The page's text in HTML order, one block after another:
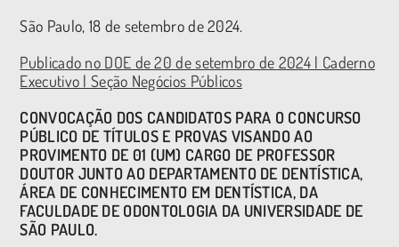
São Paulo, 18 de setembro de 2024.
Publicado no DOE de 20 de setembro de 2024 | Caderno
Executivo | Seção Negócios Públicos
CONVOCAÇÃO DOS CANDIDATOS PARA O CONCURSO
PÚBLICO DE TÍTULOS E PROVAS VISANDO AO
PROVIMENTO DE 01 (UM) CARGO DE PROFESSOR
DOUTOR JUNTO AO DEPARTAMENTO DE DENTÍSTICA,
ÁREA DE CONHECIMENTO EM DENTÍSTICA, DA
FACULDADE DE ODONTOLOGIA DA UNIVERSIDADE DE
SÃO PAULO.